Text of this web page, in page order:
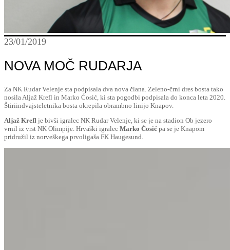
23/01/2019
NOVA MOČ RUDARJA
Za NK Rudar Velenje sta podpisala dva nova člana. Zeleno-črni dres bosta tako
nosila Aljaž Krefl in Marko Ćosić, ki sta pogodbi podpisala do konca leta 2020.
Štiriindvajsteletnika bosta okrepila obrambno linijo Knapov.
Aljaž Krefl je bivši igralec NK Rudar Velenje, ki se je na stadion Ob jezero
vrnil iz vrst NK Olimpije. Hrvaški igralec Marko Ćosić pa se je Knapom
pridružil iz norveškega prvoligaša FK Haugesund.